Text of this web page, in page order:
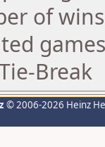
of
Break
© 2006-2026 Heinz